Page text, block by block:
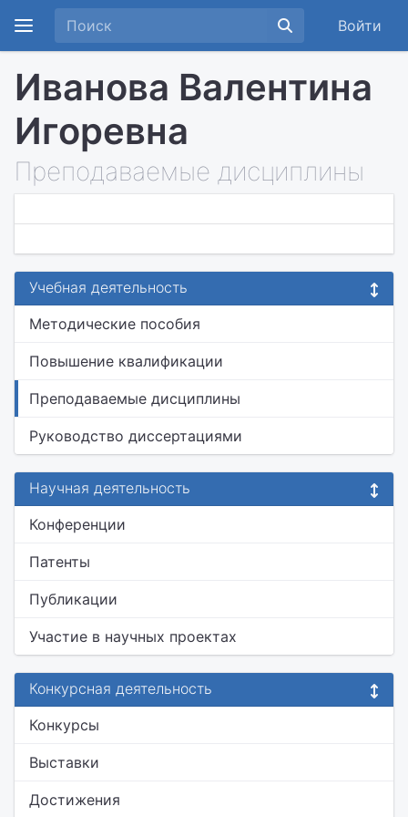
Войти
Иванова Валентина
Игоревна
Преподаваемые дисциплины
Учебная деятельность
Методические пособия
Повышение квалификации
Преподаваемые дисциплины
Руководство диссертациями
Научная деятельность
Конференции
Патенты
Публикации
Участие в научных проектах
Конкурсная деятельность
Конкурсы
Выставки
Достижения